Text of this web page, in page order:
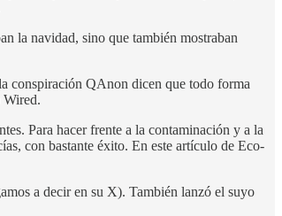
la navidad, sino que también mostraban
conspiración QAnon dicen que todo forma
Para hacer frente a la contaminación y a la
con bastante éxito. En este artículo de Eco-
a decir en su X). También lanzó el suyo